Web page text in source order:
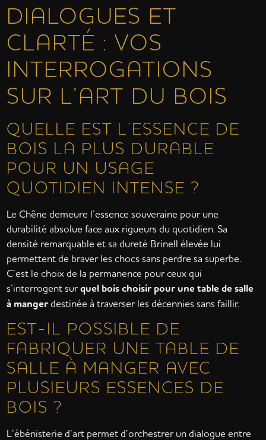
DIALOGUES ET
CLARTÉ : VOS
INTERROGATIONS
SUR L’ART DU BOIS
QUELLE EST L’ESSENCE DE
BOIS LA PLUS DURABLE
POUR UN USAGE
QUOTIDIEN INTENSE ?
Le Chêne demeure l’essence souveraine pour une
durabilité absolue face aux rigueurs du quotidien. Sa
densité remarquable et sa dureté Brinell élevée lui
permettent de braver les chocs sans perdre sa superbe.
C’est le choix de la permanence pour ceux qui
s’interrogent surquel bois choisir pour une table de salle
à mangerdestinée à traverser les décennies sans faillir.
EST-IL POSSIBLE DE
FABRIQUER UNE TABLE DE
SALLE À MANGER AVEC
PLUSIEURS ESSENCES DE
BOIS ?
L’ébénisterie d’art permet d’orchestrer un dialogue entre